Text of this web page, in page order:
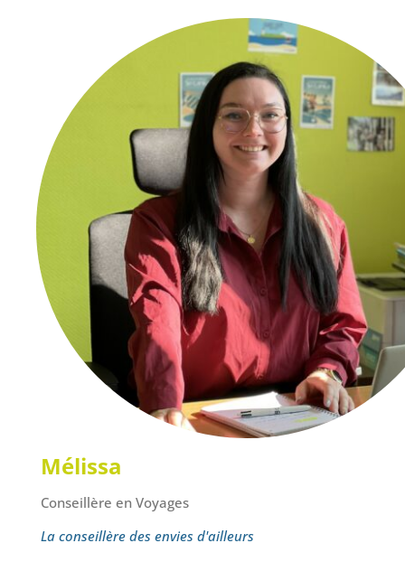
Mélissa
Conseillère en Voyages
La conseillère des envies d'ailleurs